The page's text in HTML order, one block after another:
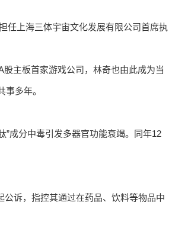
任上海三体宇宙文化发展有限公司首席执
主板首家游戏公司，林奇也由此成为当
多年。
”成分中毒引发多器官功能衰竭。同年12
诉，指控其通过在药品、饮料等物品中